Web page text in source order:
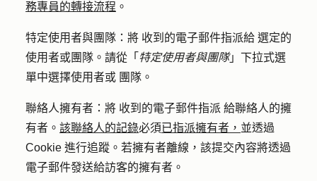
務專員的轉接流程 。
特定使用者與團隊：將 收到的電子郵件指派給 選定的
使用者或團隊。請從「 特定使用者與團隊」下拉式選
單中選擇使用者或 團隊 。
聯絡人擁有者：將 收到的電子郵件指派 給聯絡人的擁
有者。 該聯絡人的記錄必須已指派擁有者， 並透過
Cookie 進行追蹤。若擁有者離線，該提交內容將透過
電子郵件發送給訪客的擁有者。